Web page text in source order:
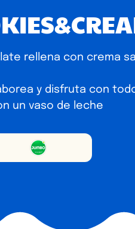
rellena con crema
y disfruta con
un vaso de leche